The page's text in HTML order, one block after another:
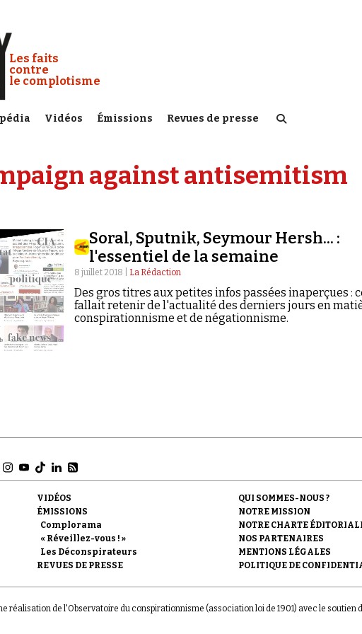
Conspiracy Watch :
Les faits
contre
le complotisme
Vidéos Émissions Revues de presse
against antisemitism
Soral, Sputnik, Seymour Hersh... :
l'essentiel de la semaine
8 juillet 2018 | La Rédaction
Des gros titres aux petites infos passées inaperçues :
fallait retenir de l'actualité des derniers jours en
conspirationnisme et de négationnisme.
VIDÉOS
ÉMISSIONS
Complorama
« Réveillez-vous ! »
Les Déconspirateurs
REVUES DE PRESSE
QUI SOMMES-NOUS ?
NOTRE MISSION
NOTRE CHARTE
NOS PARTENAIRES
MENTIONS LÉGALES
POLITIQUE DE
réalisation de l'Observatoire du conspirationnisme (association loi de 1901) avec le soutien